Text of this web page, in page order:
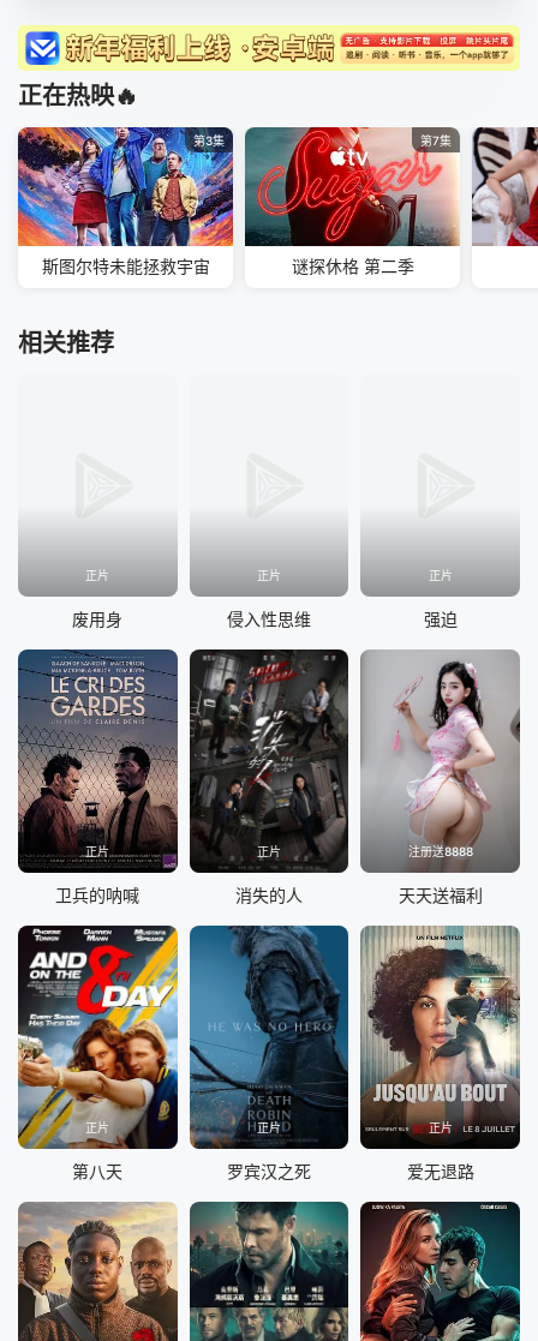
正在热映🔥
第3集
斯图尔特未能拯救宇宙
第7集
谜探休格 第二季
相关推荐
正片
废用身
正片
侵入性思维
正片
强迫
正片
卫兵的呐喊
正片
消失的人
注册送8888
天天送福利
正片
第八天
正片
罗宾汉之死
正片
爱无退路